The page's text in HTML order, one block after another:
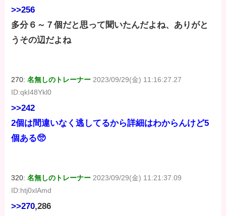
>>256
多分６～７個だと思って聞いたんだよね、ありがと
うその辺だよね
270:名無しのトレーナー 2023/09/29(金) 11:16:27.27
ID:qkI48Ykl0
>>242
2個は間違いなく逃してるから詳細はわからんけど5
個ある🥺
320:名無しのトレーナー 2023/09/29(金) 11:21:37.09
ID:htj0xlAmd
>>270,286